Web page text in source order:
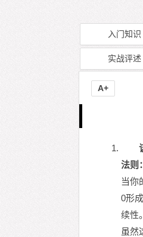
入门知识
实战评述
法则
当你
0形
续性
虽然
A+